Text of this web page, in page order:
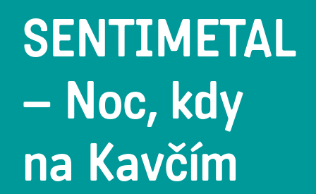
SENTIMETAL
– Noc, kdy
na Kavčím